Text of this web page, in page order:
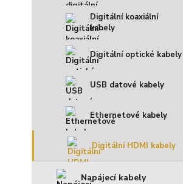
Digitální koaxiální
kabely
Digitální optické kabely
USB datové kabely
Ethernetové kabely
Digitální HDMI kabely
Napájecí kabely